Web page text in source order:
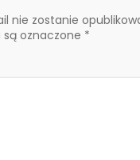
nie zostanie
oznaczone *